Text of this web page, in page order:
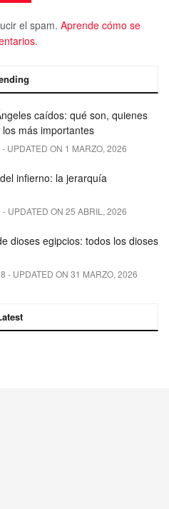
el spam. Aprende cómo se
caídos: qué son, quienes
más importantes
UPDATED ON 1 MARZO, 2026
infierno: la jerarquía
UPDATED ON 25 ABRIL, 2026
dioses egipcios: todos los dioses
- UPDATED ON 31 MARZO, 2026